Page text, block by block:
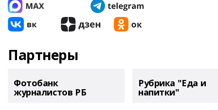
Партнеры
Фотобанк
журналистов РБ
Рубрика "Еда и
напитки"